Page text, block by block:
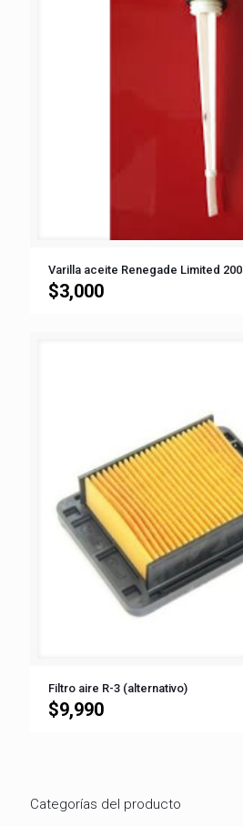
Varilla aceite Renegade Limited 200
$3,000
Filtro aire R-3 (alternativo)
$9,990
Categorías del producto